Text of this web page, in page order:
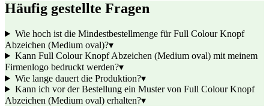
Häufig gestellte Fragen
Wie hoch ist die Mindestbestellmenge für Full Colour Knopf
Abzeichen (Medium oval)?▾
Kann Full Colour Knopf Abzeichen (Medium oval) mit meinem
Firmenlogo bedruckt werden?▾
Wie lange dauert die Produktion?▾
Kann ich vor der Bestellung ein Muster von Full Colour Knopf
Abzeichen (Medium oval) erhalten?▾